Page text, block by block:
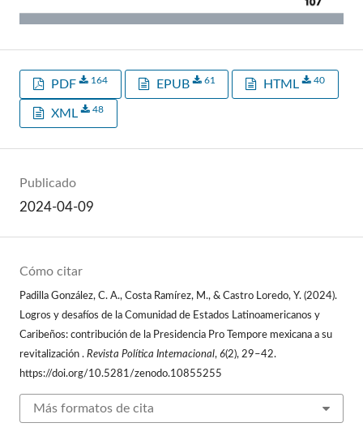
PDF 164 EPUB 61 HTML 40
XML 48
Publicado
2024-04-09
Cómo citar
Padilla González, C. A., Costa Ramírez, M., & Castro Loredo, Y. (2024).
Logros y desafíos de la Comunidad de Estados Latinoamericanos y
Caribeños: contribución de la Presidencia Pro Tempore mexicana a su
revitalización .Revista Política Internacional,6(2), 29–42.
https://doi.org/10.5281/zenodo.10855255
Más formatos de cita